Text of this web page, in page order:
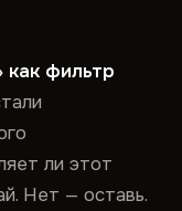
как фильтр
ли этот
Нет — оставь.